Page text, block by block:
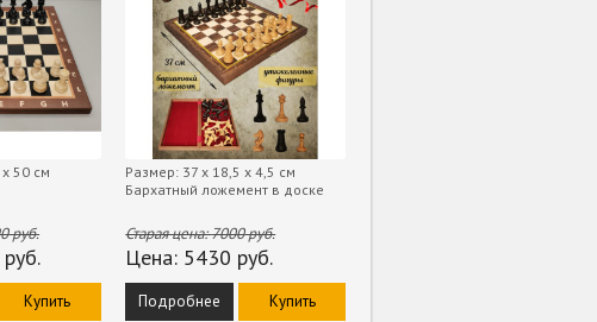
50 см
руб.
руб.
Купить
Размер: 37 х 18,5 х 4,5 см
Бархатный ложемент в доске
Старая цена:7000руб.
Цена: 5430 руб.
Подробнее Купить